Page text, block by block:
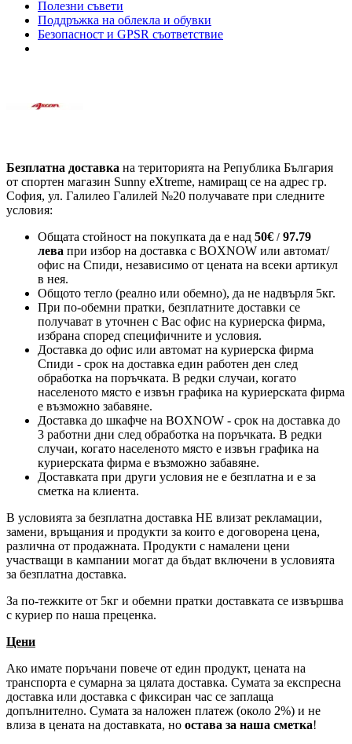
Полезни съвети
Поддръжка на облекла и обувки
Безопасност и GPSR съответствие
Безплатна доставка на територията на Република България
от спортен магазин Sunny eXtreme, намиращ се на адрес гр.
София, ул. Галилео Галилей №20 получавате при следните
условия:
Общата стойност на покупката да е над 50€ / 97.79
лева при избор на доставка с BOXNOW или автомат/
офис на Спиди, независимо от цената на всеки артикул
в нея.
Общото тегло (реално или обемно), да не надвърля 5кг.
При по-обемни пратки, безплатните доставки се
получават в уточнен с Вас офис на куриерска фирма,
избрана според специфичните и условия.
Доставка до офис или автомат на куриерска фирма
Спиди - срок на доставка един работен ден след
обработка на поръчката. В редки случаи, когато
населеното място е извън графика на куриерската фирма
е възможно забавяне.
Доставка до шкафче на BOXNOW - срок на доставка до
3 работни дни след обработка на поръчката. В редки
случаи, когато населеното място е извън графика на
куриерската фирма е възможно забавяне.
Доставката при други условия не е безплатна и е за
сметка на клиента.
В условията за безплатна доставка НЕ влизат рекламации,
замени, връщания и продукти за които е договорена цена,
различна от продажната. Продукти с намалени цени
участващи в кампании могат да бъдат включени в условията
за безплатна доставка.
За по-тежките от 5кг и обемни пратки доставката се извършва
с куриер по наша преценка.
Цени
Ако имате поръчани повече от един продукт, цената на
транспорта е сумарна за цялата доставка. Сумата за експресна
доставка или доставка с фиксиран час се заплаща
допълнително. Сумата за наложен платеж (около 2%) и не
влиза в цената на доставката, но остава за наша сметка!